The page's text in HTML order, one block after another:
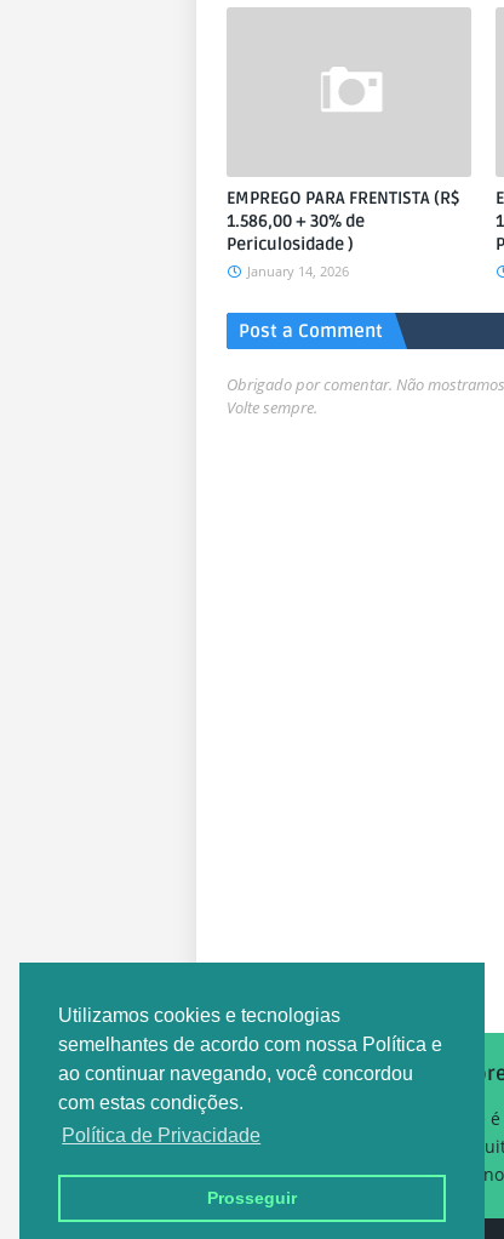
Utilizamos cookies e tecnologias
semelhantes de acordo com nossa Política e
ao continuar navegando, você concordou
com estas condições.
Política de Privacidade
Prosseguir
EMPREGO PARA FRENTISTA (R$
1.586,00 + 30% de
Periculosidade )
January 14, 2026
Post a Comment
Obrigado por comentar. Não
Volte sempre.
Este
um